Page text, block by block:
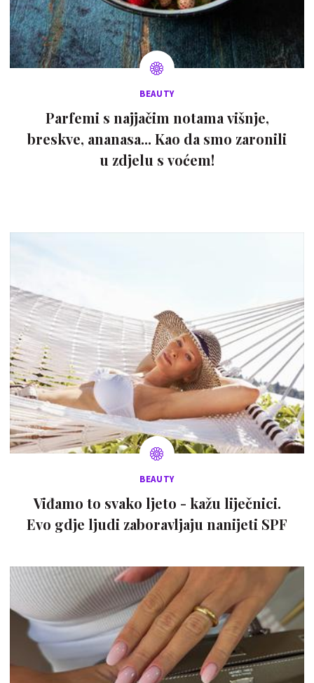
BEAUTY
Parfemi s najjačim notama višnje,
breskve, ananasa... Kao da smo zaronili
u zdjelu s voćem!
BEAUTY
Viđamo to svako ljeto - kažu liječnici.
Evo gdje ljudi zaboravljaju nanijeti SPF